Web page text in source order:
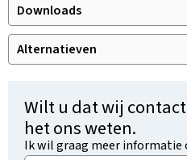
Downloads
Alternatieven
Wilt u dat wij
het ons weten.
Ik wil graag meer informatie